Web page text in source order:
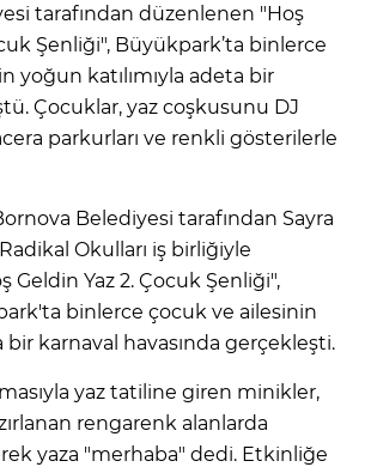
tarafından düzenlenen "Hoş
Şenliği", Büyükpark’ta binlerce
yoğun katılımıyla adeta bir
Çocuklar, yaz coşkusunu DJ
parkurları ve renkli gösterilerle
Belediyesi tarafından Sayra
Radikal Okulları iş birliğiyle
Geldin Yaz 2. Çocuk Şenliği",
binlerce çocuk ve ailesinin
bir karnaval havasında gerçekleşti.
yaz tatiline giren minikler,
rengarenk alanlarda
yaza "merhaba" dedi. Etkinliğe